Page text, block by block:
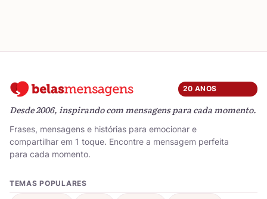
20 ANOS
Desde 2006, inspirando com mensagens para cada momento.
Frases, mensagens e histórias para emocionar e
compartilhar em 1 toque. Encontre a mensagem perfeita
para cada momento.
TEMAS POPULARES